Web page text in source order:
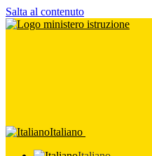
Salta al contenuto
Italiano